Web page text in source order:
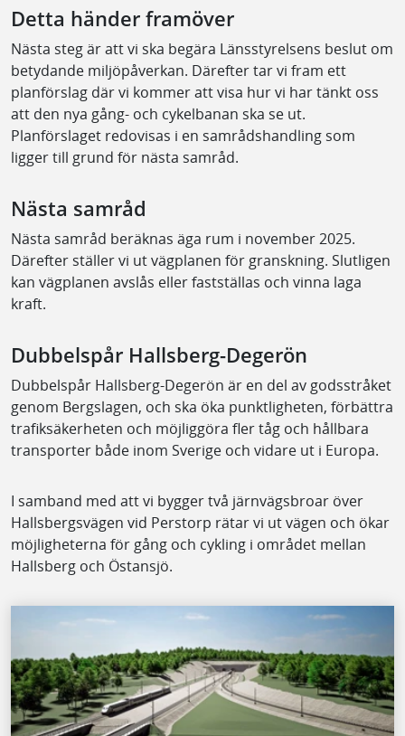
Detta händer framöver
Nästa steg är att vi ska begära Länsstyrelsens beslut om
betydande miljöpåverkan. Därefter tar vi fram ett
planförslag där vi kommer att visa hur vi har tänkt oss
att den nya gång- och cykelbanan ska se ut.
Planförslaget redovisas i en samrådshandling som
ligger till grund för nästa samråd.
Nästa samråd
Nästa samråd beräknas äga rum i november 2025.
Därefter ställer vi ut vägplanen för granskning. Slutligen
kan vägplanen avslås eller fastställas och vinna laga
kraft.
Dubbelspår Hallsberg-Degerön
Dubbelspår Hallsberg-Degerön är en del av godsstråket
genom Bergslagen, och ska öka punktligheten, förbättra
trafiksäkerheten och möjliggöra fler tåg och hållbara
transporter både inom Sverige och vidare ut i Europa.
I samband med att vi bygger två järnvägsbroar över
Hallsbergsvägen vid Perstorp rätar vi ut vägen och ökar
möjligheterna för gång och cykling i området mellan
Hallsberg och Östansjö.